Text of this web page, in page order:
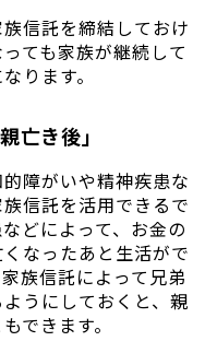
信託を締結しておけ
ても家族が継続して
ります。
亡き後」
障がいや精神疾患な
信託を活用できるで
どによって、お金の
なったあと生活がで
族信託によって兄弟
うにしておくと、親
できます。